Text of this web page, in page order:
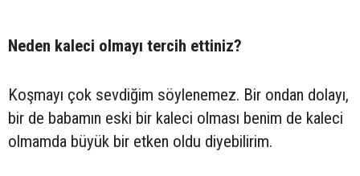
Neden kaleci olmayı tercih ettiniz?
Koşmayı çok sevdiğim söylenemez. Bir ondan dolayı,
bir de babamın eski bir kaleci olması benim de kaleci
olmamda büyük bir etken oldu diyebilirim.